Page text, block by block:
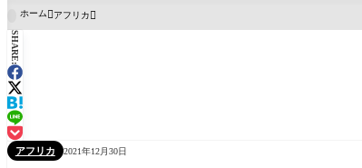
ホーム アフリカ
SHARE:
アフリカ 2021年12月30日